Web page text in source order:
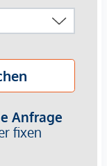
Credit Broker
aus dem
ausschließlich
hin, dass die
daher ohne